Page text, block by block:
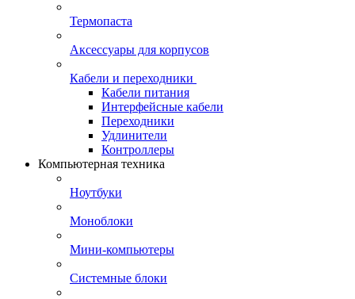
Термопаста
Аксессуары для корпусов
Кабели и переходники
Кабели питания
Интерфейсные кабели
Переходники
Удлинители
Контроллеры
Компьютерная техника
Ноутбуки
Моноблоки
Мини-компьютеры
Системные блоки